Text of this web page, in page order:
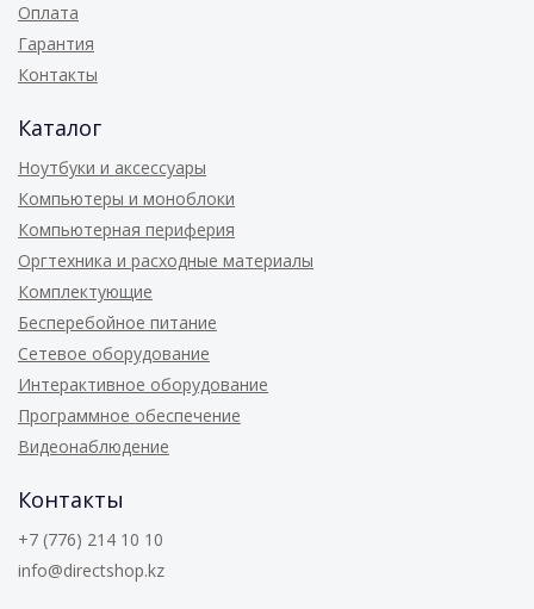
Оплата
Гарантия
Контакты
Каталог
Ноутбуки и аксессуары
Компьютеры и моноблоки
Компьютерная периферия
Оргтехника и расходные материалы
Комплектующие
Бесперебойное питание
Сетевое оборудование
Интерактивное оборудование
Программное обеспечение
Видеонаблюдение
Контакты
+7 (776) 214 10 10
info@directshop.kz